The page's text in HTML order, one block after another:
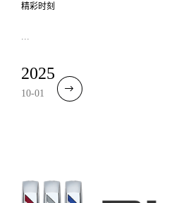
精彩时刻
2025
10-01